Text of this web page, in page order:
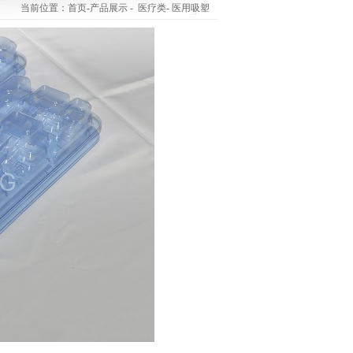
当前位置： 首页-产品展示 - 医疗类- 医用吸塑